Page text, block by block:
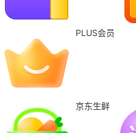
PLUS会员
京东生鲜